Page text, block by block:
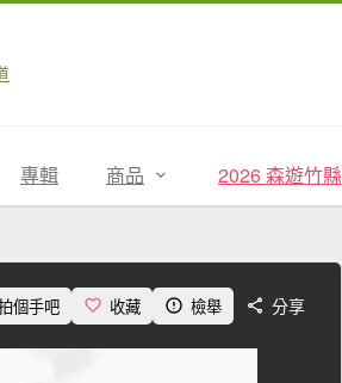
專輯 商品 2026 森遊竹縣
個手吧 收藏 檢舉 分享